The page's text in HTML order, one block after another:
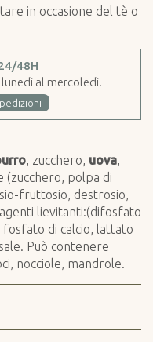
in occasione del tè o
48H
al mercoledì.
, zucchero, uova,
(zucchero, polpa di
fruttosio, destrosio,
lievitanti:(difosfato
fosfato di calcio, lattato
Può contenere
nocciole, mandrole.